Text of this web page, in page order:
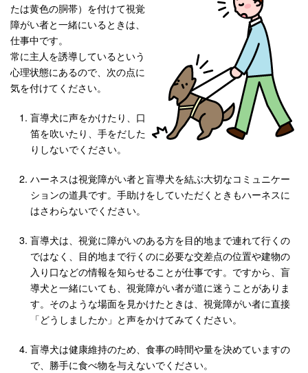
たは黄色の胴帯）を付けて視覚
障がい者と一緒にいるときは、
仕事中です。
常に主人を誘導しているという
心理状態にあるので、次の点に
気を付けてください。
盲導犬に声をかけたり、口
笛を吹いたり、手をだした
りしないでください。
ハーネスは視覚障がい者と盲導犬を結ぶ大切なコミュニケー
ションの道具です。手助けをしていただくときもハーネスに
はさわらないでください。
盲導犬は、視覚に障がいのある方を目的地まで連れて行くの
ではなく、目的地まで行くのに必要な交差点の位置や建物の
入り口などの情報を知らせることが仕事です。ですから、盲
導犬と一緒にいても、視覚障がい者が道に迷うことがありま
す。そのような場面を見かけたときは、視覚障がい者に直接
「どうしましたか」と声をかけてみてください。
盲導犬は健康維持のため、食事の時間や量を決めていますの
で、勝手に食べ物を与えないでください。